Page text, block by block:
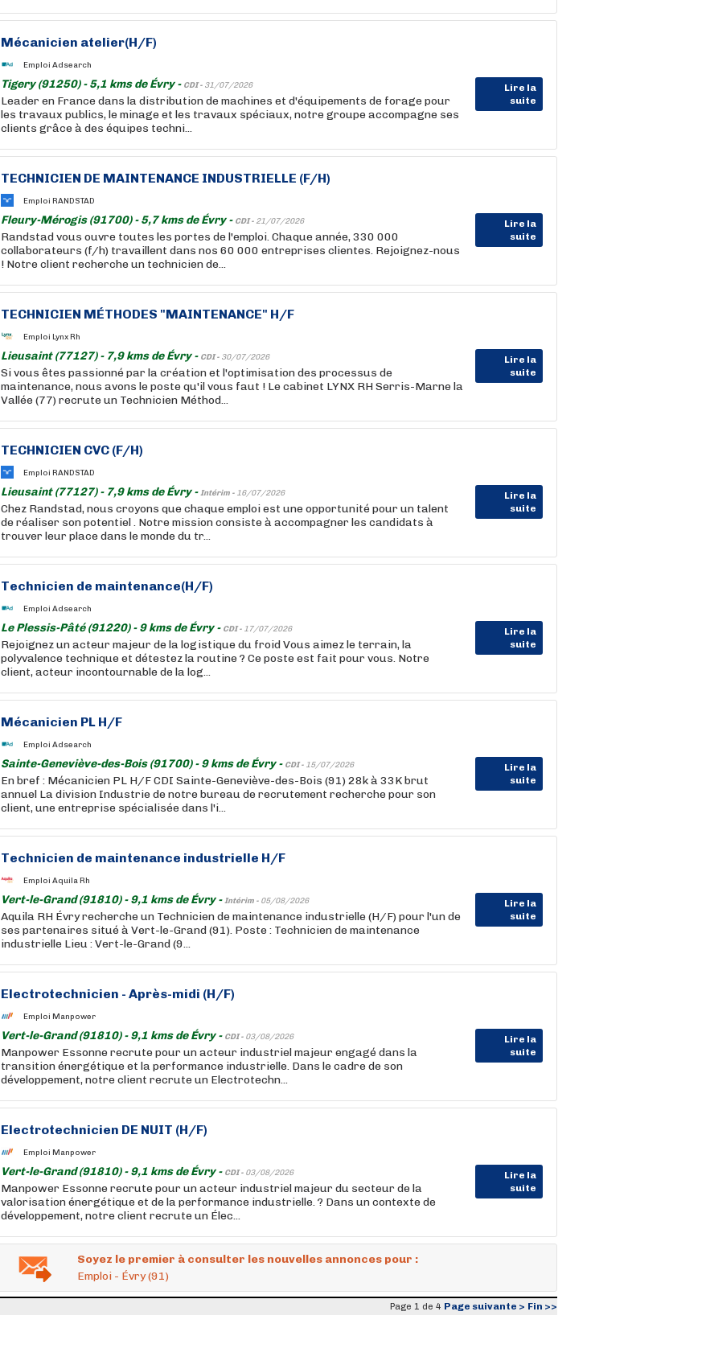
Mécanicien atelier(H/F)
Emploi Adsearch
Tigery (91250) - 5,1 kms de Évry - CDI - 31/07/2026
Lire la
suite
Leader en France dans la distribution de machines et d'équipements de forage pour
les travaux publics, le minage et les travaux spéciaux, notre groupe accompagne ses
clients grâce à des équipes techni...
TECHNICIEN DE MAINTENANCE INDUSTRIELLE (F/H)
Emploi RANDSTAD
Fleury-Mérogis (91700) - 5,7 kms de Évry - CDI - 21/07/2026
Lire la
suite
Randstad vous ouvre toutes les portes de l'emploi. Chaque année, 330 000
collaborateurs (f/h) travaillent dans nos 60 000 entreprises clientes. Rejoignez-nous
! Notre client recherche un technicien de...
TECHNICIEN MÉTHODES "MAINTENANCE" H/F
Emploi Lynx Rh
Lieusaint (77127) - 7,9 kms de Évry - CDI - 30/07/2026
Lire la
suite
Si vous êtes passionné par la création et l'optimisation des processus de
maintenance, nous avons le poste qu'il vous faut ! Le cabinet LYNX RH Serris-Marne la
Vallée (77) recrute un Technicien Méthod...
TECHNICIEN CVC (F/H)
Emploi RANDSTAD
Lieusaint (77127) - 7,9 kms de Évry -Intérim - 16/07/2026
Lire la
suite
Chez Randstad, nous croyons que chaque emploi est une opportunité pour un talent
de réaliser son potentiel . Notre mission consiste à accompagner les candidats à
trouver leur place dans le monde du tr...
Technicien de maintenance(H/F)
Emploi Adsearch
Le Plessis-Pâté (91220) - 9 kms de Évry - CDI - 17/07/2026
Lire la
suite
Rejoignez un acteur majeur de la logistique du froid Vous aimez le terrain, la
polyvalence technique et détestez la routine ? Ce poste est fait pour vous. Notre
client, acteur incontournable de la log...
Mécanicien PL H/F
Emploi Adsearch
Sainte-Geneviève-des-Bois (91700) - 9 kms de Évry - CDI - 15/07/2026
Lire la
suite
En bref : Mécanicien PL H/F CDI Sainte-Geneviève-des-Bois (91) 28k à 33K brut
annuel La division Industrie de notre bureau de recrutement recherche pour son
client, une entreprise spécialisée dans l'i...
Technicien de maintenance industrielle H/F
Emploi Aquila Rh
Vert-le-Grand (91810) - 9,1 kms de Évry -Intérim - 05/08/2026
Lire la
suite
Aquila RH Évry recherche un Technicien de maintenance industrielle (H/F) pour l'un de
ses partenaires situé à Vert-le-Grand (91). Poste : Technicien de maintenance
industrielle Lieu : Vert-le-Grand (9...
Electrotechnicien - Après-midi (H/F)
Emploi Manpower
Vert-le-Grand (91810) - 9,1 kms de Évry - CDI - 03/08/2026
Lire la
suite
Manpower Essonne recrute pour un acteur industriel majeur engagé dans la
transition énergétique et la performance industrielle. Dans le cadre de son
développement, notre client recrute un Electrotechn...
Electrotechnicien DE NUIT (H/F)
Emploi Manpower
Vert-le-Grand (91810) - 9,1 kms de Évry - CDI - 03/08/2026
Lire la
suite
Manpower Essonne recrute pour un acteur industriel majeur du secteur de la
valorisation énergétique et de la performance industrielle. ? Dans un contexte de
développement, notre client recrute un Élec...
Soyez le premier à consulter les nouvelles annonces pour :
Emploi - Évry (91)
Page 1 de 4 Page suivante > Fin >>